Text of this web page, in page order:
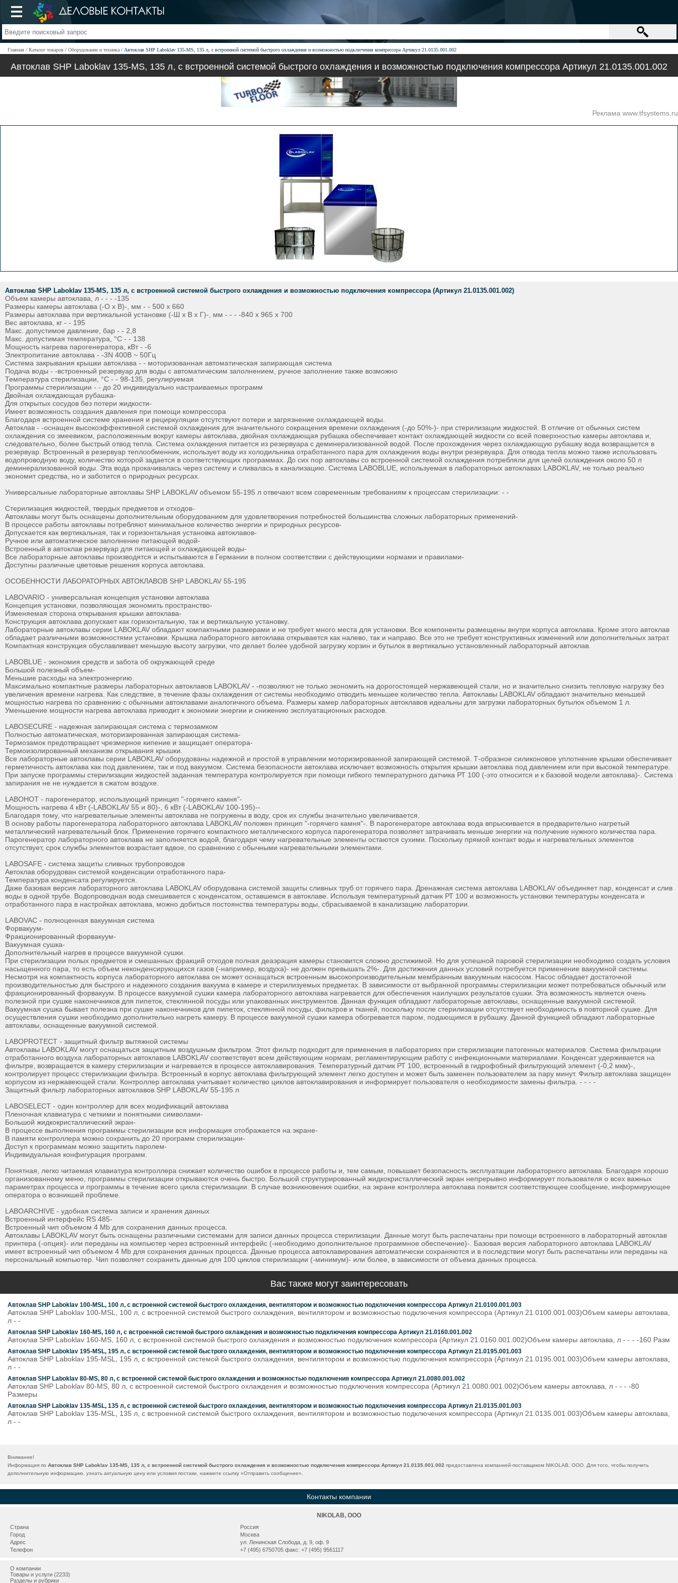
Главная Каталог товаров Оборудование и техника Автоклав SHP Laboklav 135-MS, 135 л, с встроенной системой быстрого охлаждения и возможностью подключения компрессора Артикул 21.0135.001.002
Автоклав SHP Laboklav 135-MS, 135 л, с встроенной системой быстрого охлаждения и возможностью подключения компрессора Артикул 21.0135.001.002
Реклама www.tfsystems.ru
Автоклав SHP Laboklav 135-MS, 135 л, с встроенной системой быстрого охлаждения и возможностью подключения компрессора (Артикул 21.0135.001.002)
Объем камеры автоклава, л - - - -135
Размеры камеры автоклава (-O х В)-, мм - - 500 х 660
Размеры автоклава при вертикальной установке (-Ш х В х Г)-, мм - - - -840 х 965 х 700
Вес автоклава, кг - - 195
Макс. допустимое давление, бар - - 2,8
Макс. допустимая температура, °C - - 138
Мощность нагрева парогенератора, кВт - -6
Электропитание автоклава - -3N 400В ~ 50Гц
Система закрывания крышки автоклава - - моторизованная автоматическая запирающая система
Подача воды - -встроенный резервуар для воды с автоматическим заполнением, ручное заполнение также возможно
Температура стерилизации, °C - - 98-135, регулируемая
Программы стерилизации - - до 20 индивидуально настраиваемых программ
Двойная охлаждающая рубашка-
Для открытых сосудов без потери жидкости-
Имеет возможность создания давления при помощи компрессора
Благодаря встроенной системе хранения и рециркуляции отсутствуют потери и загрязнение охлаждающей воды.
Автоклав - -оснащен высокоэффективной системой охлаждения для значительного сокращения времени охлаждения (-до 50%-)- при стерилизации жидкостей. В отличие от обычных систем
охлаждения со змеевиком, расположенным вокруг камеры автоклава, двойная охлаждающая рубашка обеспечивает контакт охлаждающей жидкости со всей поверхностью камеры автоклава и,
следовательно, более быстрый отвод тепла. Система охлаждения питается из резервуара с деминерализованной водой. После прохождения через охлаждающую рубашку вода возвращается в
резервуар. Встроенный в резервуар теплообменник, использует воду из холодильника отработанного пара для охлаждения воды внутри резервуара. Для отвода тепла можно также использовать
водопроводную воду, количество которой задается в соответствующих программах. До сих пор автоклавы со встроенной системой охлаждения потребляли для целей охлаждения около 50 л
деминерализованной воды. Эта вода прокачивалась через систему и сливалась в канализацию. Система LABOBLUE, используемая в лабораторных автоклавах LABOKLAV, не только реально
экономит средства, но и заботится о природных ресурсах.
Универсальные лабораторные автоклавы SHP LABOKLAV объемом 55-195 л отвечают всем современным требованиям к процессам стерилизации: - -
Стерилизация жидкостей, твердых предметов и отходов-
Автоклавы могут быть оснащены дополнительным оборудованием для удовлетворения потребностей большинства сложных лабораторных применений-
В процессе работы автоклавы потребляют минимальное количество энергии и природных ресурсов-
Допускается как вертикальная, так и горизонтальная установка автоклавов-
Ручное или автоматическое заполнение питающей водой-
Встроенный в автоклав резервуар для питающей и охлаждающей воды-
Все лабораторные автоклавы производятся и испытываются в Германии в полном соответствии с действующими нормами и правилами-
Доступны различные цветовые решения корпуса автоклава.
ОСОБЕННОСТИ ЛАБОРАТОРНЫХ АВТОКЛАВОВ SHP LABOKLAV 55-195
LABOVARIO - универсальная концепция установки автоклава
Концепция установки, позволяющая экономить пространство-
Изменяемая сторона открывания крышки автоклава-
Конструкция автоклава допускает как горизонтальную, так и вертикальную установку.
Лабораторные автоклавы серии LABOKLAV обладают компактными размерами и не требует много места для установки. Все компоненты размещены внутри корпуса автоклава. Кроме этого автоклав
обладает различными возможностями установки. Крышка лабораторного автоклава открывается как налево, так и направо. Все это не требует конструктивных изменений или дополнительных затрат.
Компактная конструкция обуславливает меньшую высоту загрузки, что делает более удобной загрузку корзин и бутылок в вертикально установленный лабораторный автоклав.
LABOBLUE - экономия средств и забота об окружающей среде
Большой полезный объем-
Меньшие расходы на электроэнергию.
Максимально компактные размеры лабораторных автоклавов LABOKLAV - -позволяют не только экономить на дорогостоящей нержавеющей стали, но и значительно снизить тепловую нагрузку без
увеличения времени нагрева. Как следствие, в течение фазы охлаждения от системы необходимо отводить меньшее количество тепла. Автоклавы LABOKLAV обладают значительно меньшей
мощностью нагрева по сравнению с обычными автоклавами аналогичного объема. Размеры камер лабораторных автоклавов идеальны для загрузки лабораторных бутылок объемом 1 л.
Уменьшение мощности нагрева автоклава приводит к экономии энергии и снижению эксплуатационных расходов.
LABOSECURE - надежная запирающая система с термозамком
Полностью автоматическая, моторизированная запирающая система-
Термозамок предотвращает чрезмерное кипение и защищает оператора-
Термоизолированный механизм открывания крышки.
Все лабораторные автоклавы серии LABOKLAV оборудованы надежной и простой в управлении моторизированной запирающей системой. Т-образное силиконовое уплотнение крышки обеспечивает
герметичность автоклава как под давлением, так и под вакуумом. Система безопасности автоклава исключает возможность открытия крышки автоклава под давлением или при высокой температуре.
При запуске программы стерилизации жидкостей заданная температура контролируется при помощи гибкого температурного датчика РТ 100 (-это относится и к базовой модели автоклава)-. Система
запирания не не нуждается в сжатом воздухе.
LABOHOT - парогенератор, использующий принцип "-горячего камня"-
Мощность нагрева 4 кВт (-LABOKLAV 55 и 80)-, 6 кВт (-LABOKLAV 100-195)--
Благодаря тому, что нагревательные элементы автоклава не погружены в воду, срок их службы значительно увеличивается.
В основу работы парогенератора лабораторного автоклава LABOKLAV положен принцип "-горячего камня"-. В парогенераторе автоклава вода впрыскивается в предварительно нагретый
металлический нагревательный блок. Применение горячего компактного металлического корпуса парогенератора позволяет затрачивать меньше энергии на получение нужного количества пара.
Парогенератор лабораторного автоклава не заполняется водой, благодаря чему нагревательные элементы остаются сухими. Поскольку прямой контакт воды и нагревательных элементов
отсутствует, срок службы элементов возрастает вдвое, по сравнению с обычными нагревательными элементами.
LABOSAFE - система защиты сливных трубопроводов
Автоклав оборудован системой конденсации отработанного пара-
Температура конденсата регулируется.
Даже базовая версия лабораторного автоклава LABOKLAV оборудована системой защиты сливных труб от горячего пара. Дренажная система автоклава LABOKLAV объединяет пар, конденсат и слив
воды в одной трубе. Водопроводная вода смешивается с конденсатом, оставшемся в автоклаве. Используя температурный датчик РТ 100 и возможность установки температуры конденсата и
отработанного пара в настройках автоклава, можно добиться постоянства температуры воды, сбрасываемой в канализацию лаборатории.
LABOVAC - полноценная вакуумная система
Форвакуум-
Фракционированный форвакуум-
Вакуумная сушка-
Дополнительный нагрев в процессе вакуумной сушки.
При стерилизации полых предметов и смешанных фракций отходов полная деаэрация камеры становится сложно достижимой. Но для успешной паровой стерилизации необходимо создать условия
насыщенного пара, то есть объем неконденсирующихся газов (-например, воздуха)- не должен превышать 2%-. Для достижения данных условий потребуется применение вакуумной системы.
Несмотря на компактность корпуса лабораторного автоклава он может оснащаться встроенным высокопроизводительным мембранным вакуумным насосом. Насос обладает достаточной
производительностью для быстрого и надежного создания вакуума в камере и стерилизуемых предметах. В зависимости от выбранной программы стерилизации может потребоваться обычный или
фракционированный форвакуум. В процессе вакуумной сушки камера лабораторного автоклава нагревается для обеспечения наилучших результатов сушки. Эта возможность является очень
полезной при сушке наконечников для пипеток, стеклянной посуды или упакованных инструментов. Данная функция обладают лабораторные автоклавы, оснащенные вакуумной системой.
Вакуумная сушка бывает полезна при сушке наконечников для пипеток, стеклянной посуды, фильтров и тканей, поскольку после стерилизации отсутствует необходимость в повторной сушке. Для
осуществления сушки необходимо дополнительно нагреть камеру. В процессе вакуумной сушки камера обогревается паром, подающимся в рубашку. Данной функцией обладают лабораторные
автоклавы, оснащенные вакуумной системой.
LABOPROTECT - защитный фильтр вытяжной системы
Автоклавы LABOKLAV могут оснащаться защитным воздушным фильтром. Этот фильтр подходит для применения в лабораториях при стерилизации патогенных материалов. Система фильтрации
отработанного воздуха лабораторных автоклавов LABOKLAV соответствует всем действующим нормам, регламентирующим работу с инфекционными материалами. Конденсат удерживается на
фильтре, возвращается в камеру стерилизации и нагревается в процессе автоклавирования. Температурный датчик РТ 100, встроенный в гидрофобный фильтрующий элемент (-0,2 мкм)-,
контролирует процесс стерилизации фильтра. Встроенный в корпус автоклава фильтрующий элемент легко доступен и может быть заменен пользователем за пару минут. Фильтр автоклава защищен
корпусом из нержавеющей стали. Контроллер автоклава учитывает количество циклов автоклавирования и информирует пользователя о необходимости замены фильтра. - - - -
Защитный фильтр лабораторных автоклавов SHP LABOKLAV 55-195 л
LABOSELECT - один контроллер для всех модификаций автоклава
Пленочная клавиатура с четкими и понятными символами-
Большой жидкокристаллический экран-
В процессе выполнения программы стерилизации вся информация отображается на экране-
В памяти контроллера можно сохранить до 20 программ стерилизации-
Доступ к программам можно защитить паролем-
Индивидуальная конфигурация программ.
Понятная, легко читаемая клавиатура контроллера снижает количество ошибок в процессе работы и, тем самым, повышает безопасность эксплуатации лабораторного автоклава. Благодаря хорошо
организованному меню, программы стерилизации открываются очень быстро. Большой структурированный жидкокристаллический экран непрерывно информирует пользователя о всех важных
параметрах процесса и программы в течение всего цикла стерилизации. В случае возникновения ошибки, на экране контроллера автоклава появится соответствующее сообщение, информирующее
оператора о возникшей проблеме.
LABOARCHIVE - удобная система записи и хранения данных
Встроенный интерфейс RS 485-
Встроенный чип объемом 4 Mb для сохранения данных процесса.
Автоклавы LABOKLAV могут быть оснащены различными системами для записи данных процесса стерилизации. Данные могут быть распечатаны при помощи встроенного в лабораторный автоклав
принтера (-опция)- или переданы на компьютер через встроенный интерфейс (-необходимо дополнительное программное обеспечение)-. Базовая версия лабораторного автоклава LABOKLAV
имеет встроенный чип объемом 4 Mb для сохранения данных процесса. Данные процесса автоклавирования автоматически сохраняются и в последствии могут быть распечатаны или переданы на
персональный компьютер. Чип позволяет сохранить данные для 100 циклов стерилизации (-минимум)- или более, в зависимости от объема данных процесса.
Вас также могут заинтересовать
Автоклав SHP Laboklav 100-MSL, 100 л, с встроенной системой быстрого охлаждения, вентилятором и возможностью подключения компрессора Артикул 21.0100.001.003
Автоклав SHP Laboklav 100-MSL, 100 л, с встроенной системой быстрого охлаждения, вентилятором и возможностью подключения компрессора (Артикул 21.0100.001.003)Объем камеры автоклава,
л - -
Автоклав SHP Laboklav 160-MS, 160 л, с встроенной системой быстрого охлаждения и возможностью подключения компрессора Артикул 21.0160.001.002
Автоклав SHP Laboklav 160-MS, 160 л, с встроенной системой быстрого охлаждения и возможностью подключения компрессора (Артикул 21.0160.001.002)Объем камеры автоклава, л - - - -160 Разм
Автоклав SHP Laboklav 195-MSL, 195 л, с встроенной системой быстрого охлаждения, вентилятором и возможностью подключения компрессора Артикул 21.0195.001.003
Автоклав SHP Laboklav 195-MSL, 195 л, с встроенной системой быстрого охлаждения, вентилятором и возможностью подключения компрессора (Артикул 21.0195.001.003)Объем камеры автоклава,
л - -
Автоклав SHP Laboklav 80-MS, 80 л, с встроенной системой быстрого охлаждения и возможностью подключения компрессора Артикул 21.0080.001.002
Автоклав SHP Laboklav 80-MS, 80 л, с встроенной системой быстрого охлаждения и возможностью подключения компрессора (Артикул 21.0080.001.002)Объем камеры автоклава, л - - - -80
Размеры
Автоклав SHP Laboklav 135-MSL, 135 л, с встроенной системой быстрого охлаждения, вентилятором и возможностью подключения компрессора Артикул 21.0135.001.003
Автоклав SHP Laboklav 135-MSL, 135 л, с встроенной системой быстрого охлаждения, вентилятором и возможностью подключения компрессора (Артикул 21.0135.001.003)Объем камеры автоклава,
л - -
Внимание!
Информация по Автоклав SHP Laboklav 135-MS, 135 л, с встроенной системой быстрого охлаждения и возможностью подключения компрессора Артикул 21.0135.001.002 предоставлена компанией-поставщиком NIKOLAB, ООО. Для того, чтобы получить
дополнительную информацию, узнать актуальную цену или условия постаки, нажмите ссылку «Отправить сообщение».
Контакты компании
NIKOLAB, ООО
Страна
Россия
Город
Москва
Адрес
ул. Ленинская Слобода, д. 9, оф. 9
Телефон
+7 (495) 6750705 факс: +7 (495) 9561117
О компании
Товары и услуги (2233)
Разделы и рубрики